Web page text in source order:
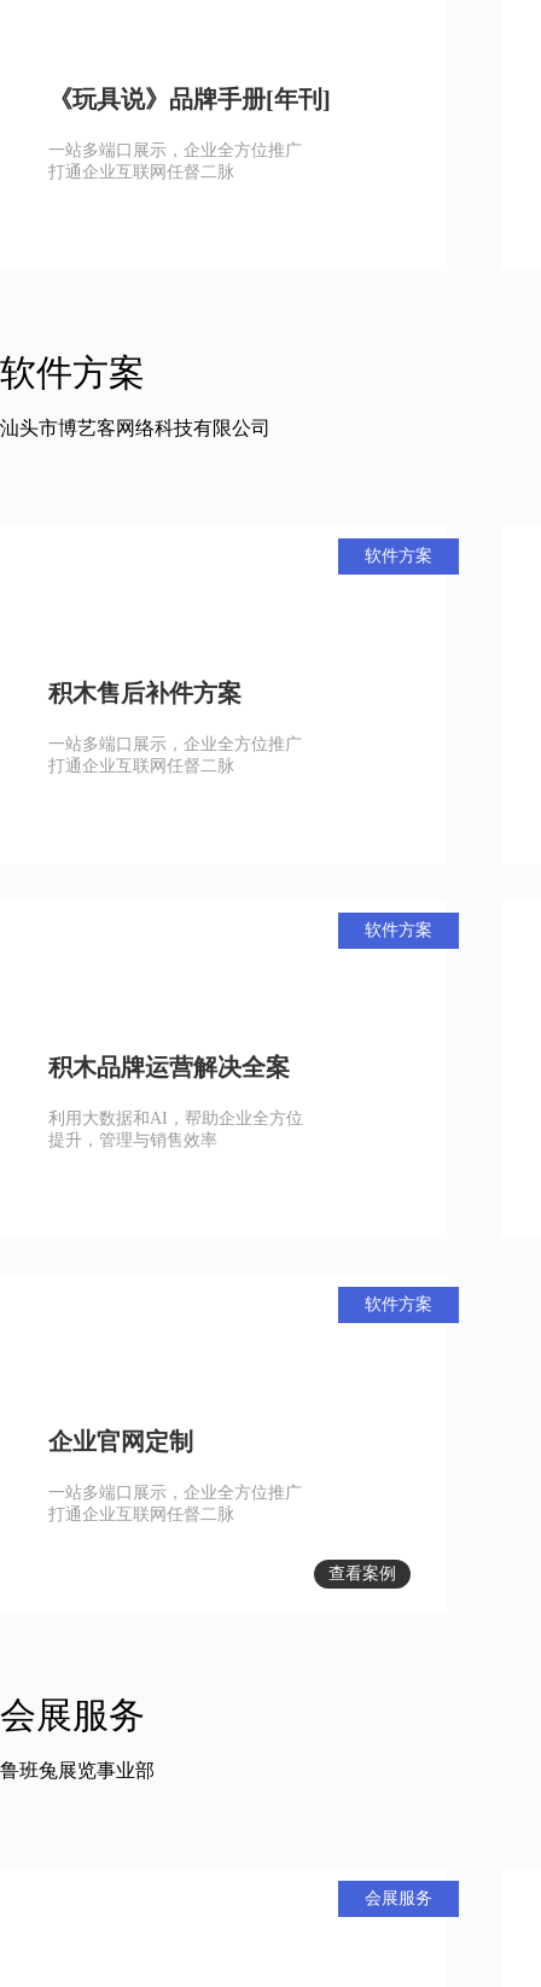
《玩具说》品牌手册[年刊]
一站多端口展示，企业全方位推广
打通企业互联网任督二脉
软件方案
汕头市博艺客网络科技有限公司
积木售后补件方案
一站多端口展示，企业全方位推广
打通企业互联网任督二脉
软件方案
积木品牌运营解决全案
利用大数据和AI，帮助企业全方位
提升，管理与销售效率
软件方案
企业官网定制
一站多端口展示，企业全方位推广
打通企业互联网任督二脉
查看案例
软件方案
会展服务
鲁班兔展览事业部
会展服务